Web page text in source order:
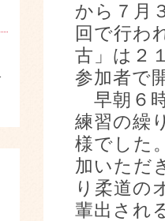
から７月
回で行わ
古」は２
参加者で
早朝６
練習の繰
様でした
加いただ
り柔道の
輩出され